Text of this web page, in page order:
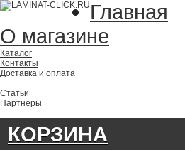
Главная
О магазине
Каталог
Контакты
Доставка и оплата
Статьи
Партнеры
КОРЗИНА